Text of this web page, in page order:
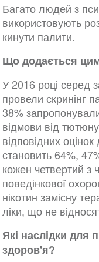
Багато людей з
використовують
кинути палити.
Що додається
У 2016 році серед
провели скринінг
38%
відмови від
відповідних
становить 64%,
кожен четвертий з
поведінкової
нікотин замісну
ліки, що не
Які наслідки для
здоров'я?